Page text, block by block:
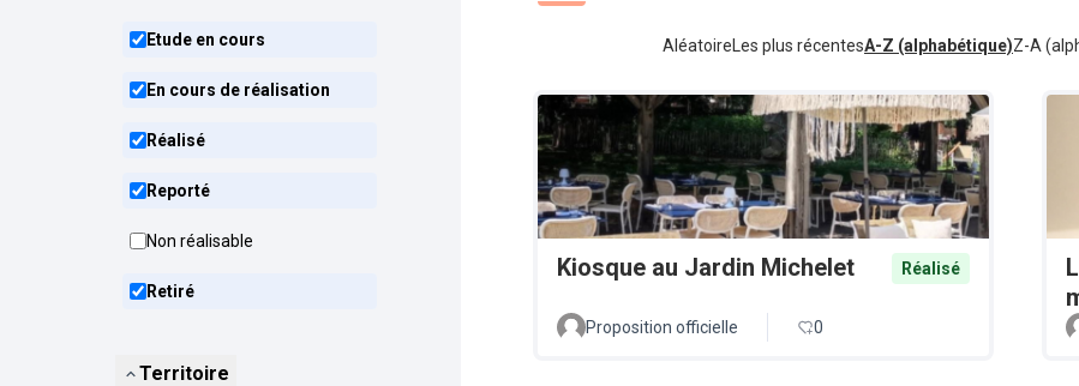
Etude en cours
En cours de réalisation
Réalisé
Reporté
Non réalisable
Retiré
Territoire
Aléatoire Les plus récentesA-Z (alphabétique)Z-A
Kiosque au Jardin Michelet Réalisé
Proposition officielle 0